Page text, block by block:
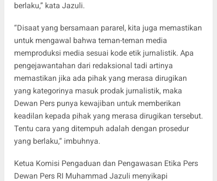
berlaku,” kata Jazuli.
“Disaat yang bersamaan pararel, kita juga memastikan
untuk mengawal bahwa teman-teman media
memproduksi media sesuai kode etik jurnalistik. Apa
pengejawantahan dari redaksional tadi artinya
memastikan jika ada pihak yang merasa dirugikan
yang kategorinya masuk prodak jurnalistik, maka
Dewan Pers punya kewajiban untuk memberikan
keadilan kepada pihak yang merasa dirugikan tersebut.
Tentu cara yang ditempuh adalah dengan prosedur
yang berlaku,“ imbuhnya.
Ketua Komisi Pengaduan dan Pengawasan Etika Pers
Dewan Pers RI Muhammad Jazuli menyikapi